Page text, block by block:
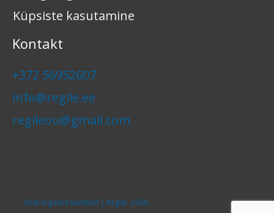
Küpsiste kasutamine
Kontakt
+372 56952607
info@regile.ee
regileou@gmail.com
Kõik õigused kaitstud | Regile 2026